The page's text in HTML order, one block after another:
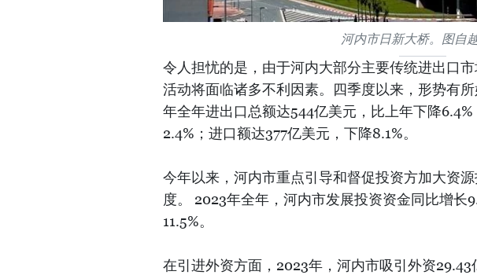
河内市日新大桥。图自
令人担忧的是，由于河内大部分主要传统进出口
活动将面临诸多不利因素。四季度以来，形势有
年全年进出口总额达544亿美元，比上年下降
2.4%；进口额达377亿美元，下降8.1%。
今年以来，河内市重点引导和督促投资方加大资
度。 2023年全年，河内市发展投资资金同比增长
11.5%。
在引进外资方面，2023年，河内市吸引外资